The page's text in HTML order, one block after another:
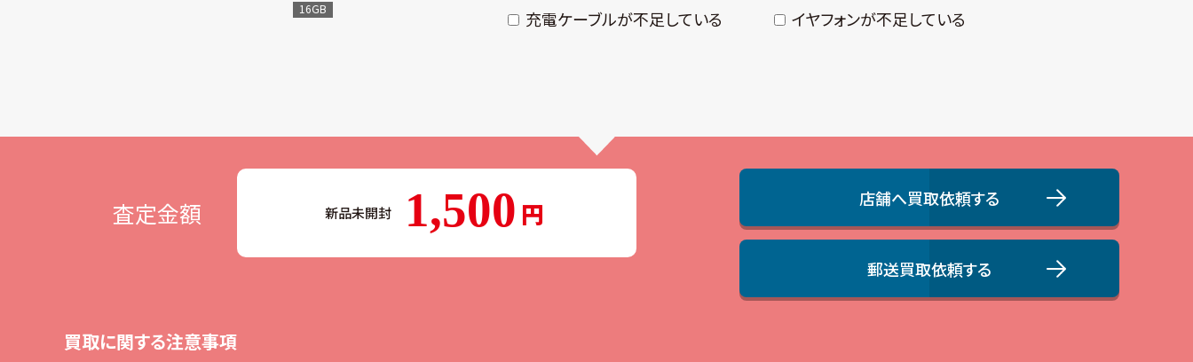
16GB
充電ケーブルが不⾜している
イヤフォンが不⾜している
査定金額 新品未開封 1,500 店舗へ買取依頼する
郵送買取依頼する
買取に関する注意事項